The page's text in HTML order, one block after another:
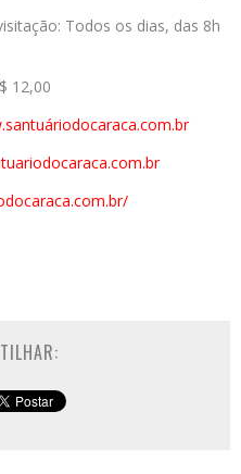
Todos os dias, das 8h
12,00
br